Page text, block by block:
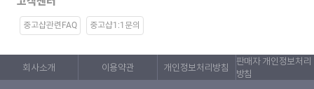
중고샵관련FAQ 중고샵1:1문의
회사소개 이용약관 개인정보처리방침
판매자 개인정보처리
방침